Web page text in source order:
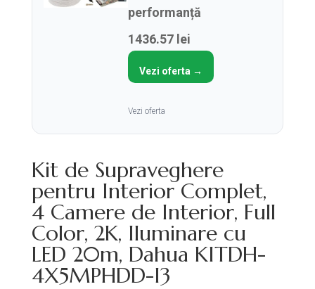
performanță
1436.57 lei
Vezi oferta →
Vezi oferta
Kit de Supraveghere
pentru Interior Complet,
4 Camere de Interior, Full
Color, 2K, Iluminare cu
LED 20m, Dahua KITDH-
4X5MPHDD-I3